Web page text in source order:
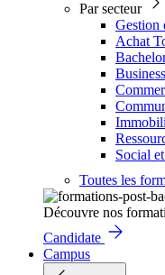
Par secteur
Gestion
Achat
Social
Toutes les
Découvre nos
Candidate
Campus